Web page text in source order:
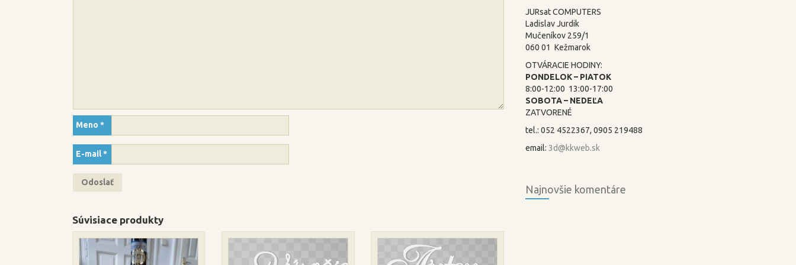
Meno *
E-mail*
Súvisiace produkty
JURsat COMPUTERS
Ladislav Jurdik
Mučeníkov 259/1
060 01 Kežmarok
OTVÁRACIE HODINY:
PONDELOK – PIATOK
8:00-12:00 13:00-17:00
SOBOTA – NEDEĽA
ZATVORENÉ
tel.: 052 4522367, 0905 219488
email: 3d@kkweb.sk
Najnovšie komentáre